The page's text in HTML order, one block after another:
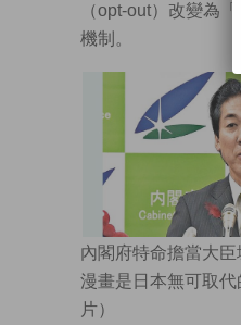
（opt-out）改變為
機制。
內閣府特命擔當大
漫畫是日本無可取代
片）